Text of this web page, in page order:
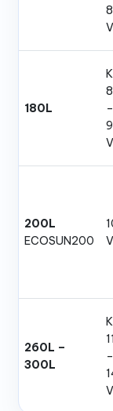
180L
–
200L
ECOSUN200
260L –
300L
–